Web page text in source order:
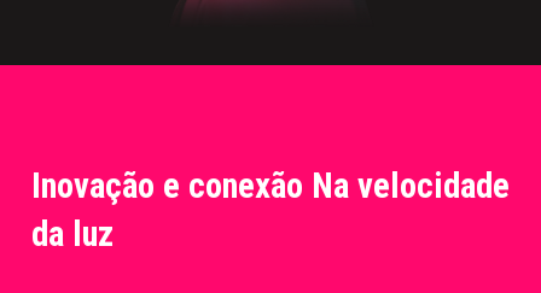
Inovação e conexão Na velocidade
da luz